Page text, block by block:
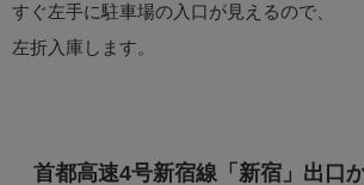
すぐ左手に駐車場の入口が見えるので、
左折入庫します。
首都高速4号新宿線「新宿」出口